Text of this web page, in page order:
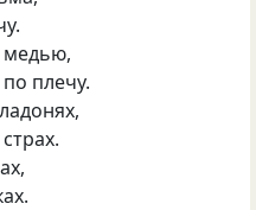
медью,
плечу.